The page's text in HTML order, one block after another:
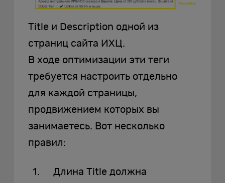
Title и Description одной из
страниц сайта ИХЦ.
В ходе оптимизации эти теги
требуется настроить отдельно
для каждой страницы,
продвижением которых вы
занимаетесь. Вот несколько
правил:
Длина Title должна